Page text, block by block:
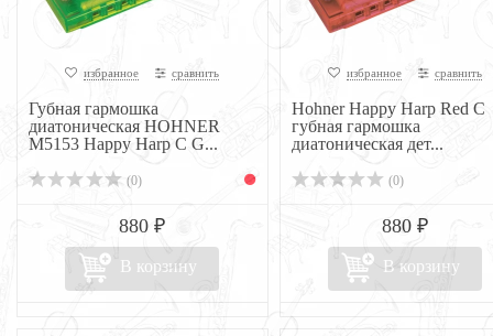
избранное сравнить
Губная гармошка
диатоническая HOHNER
M5153 Happy Harp C G...
(0)
880 ₽
В корзину
избранное сравнить
Hohner Happy Harp Red C
губная гармошка
диатоническая дет...
(0)
880 ₽
В корзину